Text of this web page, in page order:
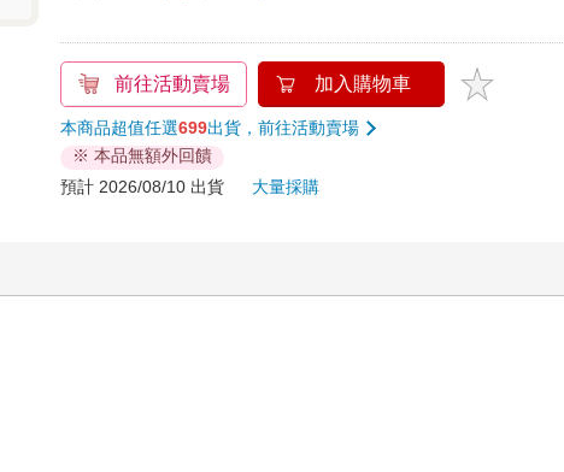
前往活動賣場 加入購物車
本商品超值任選699出貨，前往活動賣場
※ 本品無額外回饋
預計 2026/08/10 出貨
大量採購